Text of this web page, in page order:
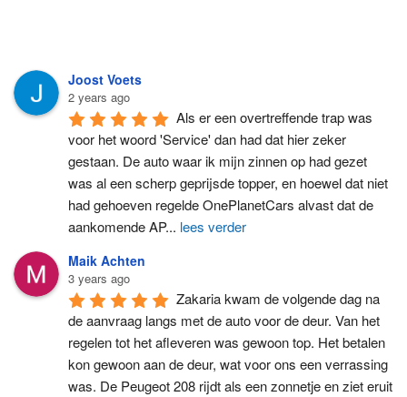
Joost Voets
2 years ago
Als er een overtreffende trap was
voor het woord 'Service' dan had dat hier zeker
gestaan. De auto waar ik mijn zinnen op had gezet
was al een scherp geprijsde topper, en hoewel dat niet
had gehoeven regelde OnePlanetCars alvast dat de
aankomende AP... lees verder
Maik Achten
3 years ago
Zakaria kwam de volgende dag na
de aanvraag langs met de auto voor de deur. Van het
regelen tot het afleveren was gewoon top. Het betalen
kon gewoon aan de deur, wat voor ons een verrassing
was. De Peugeot 208 rijdt als een zonnetje en ziet eruit